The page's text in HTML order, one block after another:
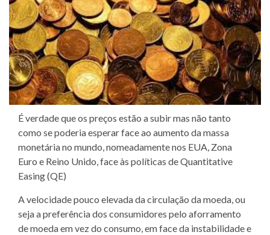
É verdade que os preços estão a subir mas não tanto
como se poderia esperar face ao aumento da massa
monetária no mundo, nomeadamente nos EUA, Zona
Euro e Reino Unido, face às políticas de Quantitative
Easing (QE)
A velocidade pouco elevada da circulação da moeda, ou
seja a preferência dos consumidores pelo aforramento
de moeda em vez do consumo, em face da instabilidade e